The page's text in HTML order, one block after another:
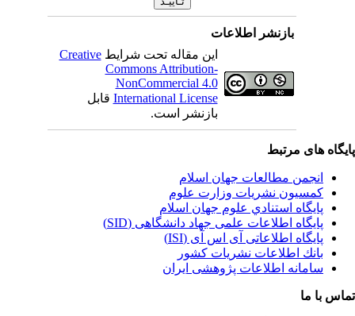
بازنشر اطلاعات
این مقاله تحت شرایطCreative
Commons Attribution-
NonCommercial 4.0
International Licenseقابل
بازنشر است.
های مرتبط
انجمن مطالعات جهان اسلام
کمسیون نشریات وزارت علوم
پايگاه استنادي علوم جهان اسلام
پایگاه اطلاعات علمی جهاد دانشگاهی (SID)
پایگاه اطلاعاتی آی اس آی (ISI)
بانك اطلاعات نشريات كشور
سامانه اطلاعات پژوهشی ایران
با ما